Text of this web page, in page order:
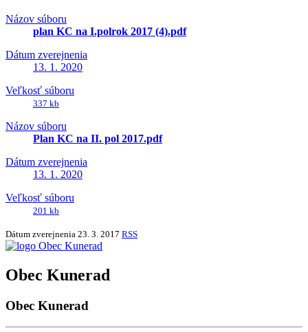
Názov súboru
plan KC na I.polrok 2017 (4).pdf
Dátum zverejnenia
13. 1. 2020
Veľkosť súboru
337 kb
Názov súboru
Plan KC na II. pol 2017.pdf
Dátum zverejnenia
13. 1. 2020
Veľkosť súboru
201 kb
Dátum zverejnenia 23. 3. 2017 RSS
Obec Kunerad
Obec Kunerad